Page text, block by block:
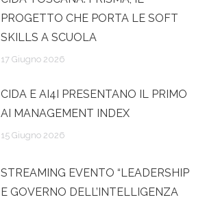
PROGETTO CHE PORTA LE SOFT
SKILLS A SCUOLA
17 Giugno 2026
CIDA E AI4I PRESENTANO IL PRIMO
AI MANAGEMENT INDEX
15 Giugno 2026
STREAMING EVENTO “LEADERSHIP
E GOVERNO DELL’INTELLIGENZA